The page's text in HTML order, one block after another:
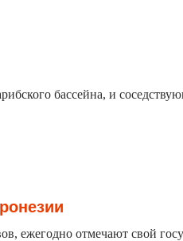
бассейна, и
ежегодно отмечают свой